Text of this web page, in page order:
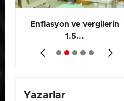
Enflasyon ve vergilerin
1.5...
Yazarlar